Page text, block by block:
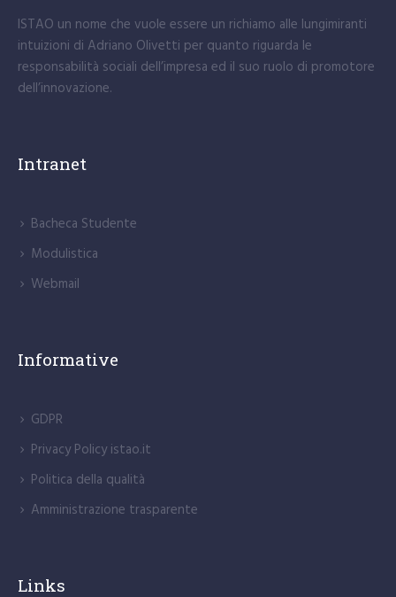
ISTAO un nome che vuole essere un richiamo alle lungimiranti
intuizioni di Adriano Olivetti per quanto riguarda le
responsabilità sociali dell’impresa ed il suo ruolo di promotore
dell’innovazione.
Intranet
Bacheca Studente
Modulistica
Webmail
Informative
GDPR
Privacy Policy istao.it
Politica della qualità
Amministrazione trasparente
Links